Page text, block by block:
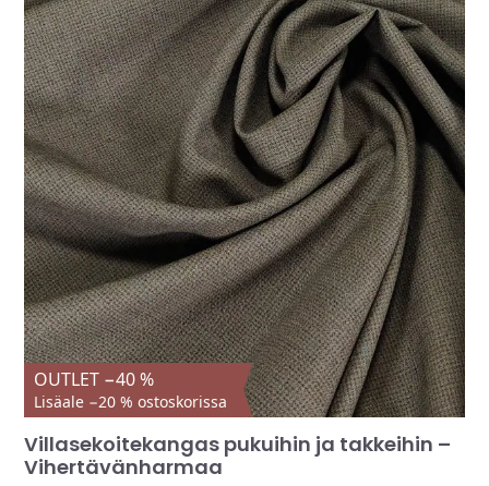
Villasekoitekangas pukuihin ja takkeihin –
Vihertävänharmaa
OUTLET −40 %
Lisäale −20 % ostoskorissa